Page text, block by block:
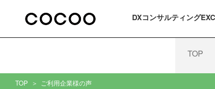
DXコンサルティング
TOP
TOP ご利用企業様の声